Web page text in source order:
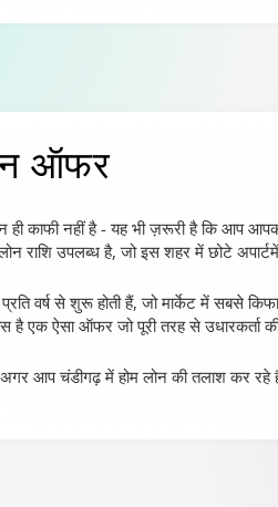
ऑफर
ही काफी नहीं है - यह भी ज़रूरी है कि आप
राशि उपलब्ध है, जो इस शहर में छोटे
वर्ष से शुरू होती हैं, जो मार्केट में सबसे
ऐसा ऑफर जो पूरी तरह से उधारकर्ता
अगर आप चंडीगढ़ में होम लोन की तलाश कर